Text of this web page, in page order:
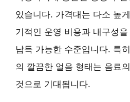
있습니다. 가격대는 다소 높
기적인 운영 비용과 내구성
납득 가능한 수준입니다. 특
의 깔끔한 얼음 형태는 음료
것으로 기대됩니다.